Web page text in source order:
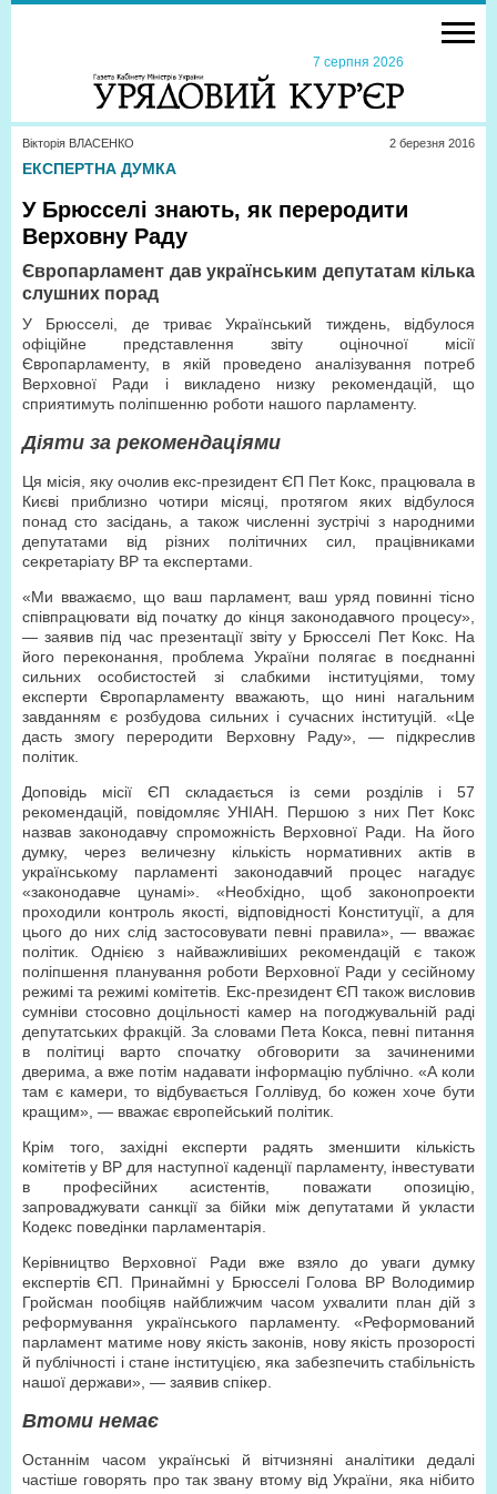
7 серпня 2026
Вікторія ВЛАСЕНКО 2 березня 2016
ЕКСПЕРТНА ДУМКА
У Брюсселі знають, як переродити
Верховну Раду
Європарламент дав українським депутатам кілька
слушних порад
У Брюсселі, де триває Український тиждень, відбулося
офіційне представлення звіту оціночної місії
Європарламенту, в якій проведено аналізування потреб
Верховної Ради і викладено низку рекомендацій, що
сприятимуть поліпшенню роботи нашого парламенту.
Діяти за рекомендаціями
Ця місія, яку очолив екс-президент ЄП Пет Кокс, працювала в
Києві приблизно чотири місяці, протягом яких відбулося
понад сто засідань, а також численні зустрічі з народними
депутатами від різних політичних сил, працівниками
секретаріату ВР та експертами.
«Ми вважаємо, що ваш парламент, ваш уряд повинні тісно
співпрацювати від початку до кінця законодавчого процесу»,
— заявив під час презентації звіту у Брюсселі Пет Кокс. На
його переконання, проблема України полягає в поєднанні
сильних особистостей зі слабкими інституціями, тому
експерти Європарламенту вважають, що нині нагальним
завданням є розбудова сильних і сучасних інституцій. «Це
дасть змогу переродити Верховну Раду», — підкреслив
політик.
Доповідь місії ЄП складається із семи розділів і 57
рекомендацій, повідомляє УНІАН. Першою з них Пет Кокс
назвав законодавчу спроможність Верховної Ради. На його
думку, через величезну кількість нормативних актів в
українському парламенті законодавчий процес нагадує
«законодавче цунамі». «Необхідно, щоб законопроекти
проходили контроль якості, відповідності Конституції, а для
цього до них слід застосовувати певні правила», — вважає
політик. Однією з найважливіших рекомендацій є також
поліпшення планування роботи Верховної Ради у сесійному
режимі та режимі комітетів. Екс-президент ЄП також висловив
сумніви стосовно доцільності камер на погоджувальній раді
депутатських фракцій. За словами Пета Кокса, певні питання
в політиці варто спочатку обговорити за зачиненими
дверима, а вже потім надавати інформацію публічно. «А коли
там є камери, то відбувається Голлівуд, бо кожен хоче бути
кращим», — вважає європейський політик.
Крім того, західні експерти радять зменшити кількість
комітетів у ВР для наступної каденції парламенту, інвестувати
в професійних асистентів, поважати опозицію,
запроваджувати санкції за бійки між депутатами й укласти
Кодекс поведінки парламентарія.
Керівництво Верховної Ради вже взяло до уваги думку
експертів ЄП. Принаймні у Брюсселі Голова ВР Володимир
Гройсман пообіцяв найближчим часом ухвалити план дій з
реформування українського парламенту. «Реформований
парламент матиме нову якість законів, нову якість прозорості
й публічності і стане інституцією, яка забезпечить стабільність
нашої держави», — заявив спікер.
Втоми немає
Останнім часом українські й вітчизняні аналітики дедалі
частіше говорять про так звану втому від України, яка нібито